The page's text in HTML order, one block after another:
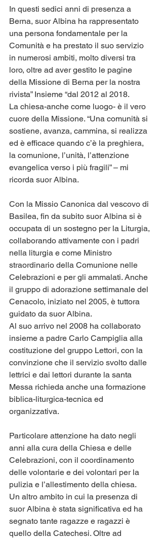
In questi sedici anni di presenza a
Berna, suor Albina ha rappresentato
una persona fondamentale per la
Comunità e ha prestato il suo servizio
in numerosi ambiti, molto diversi tra
loro, oltre ad aver gestito le pagine
della Missione di Berna per la nostra
rivista” Insieme “dal 2012 al 2018.
La chiesa-anche come luogo- è il vero
cuore della Missione. “Una comunità si
sostiene, avanza, cammina, si realizza
ed è efficace quando c’è la preghiera,
la comunione, l’unità, l’attenzione
evangelica verso i più fragili” – mi
ricorda suor Albina.
Con la Missio Canonica dal vescovo di
Basilea, fin da subito suor Albina si è
occupata di un sostegno per la Liturgia,
collaborando attivamente con i padri
nella liturgia e come Ministro
straordinario della Comunione nelle
Celebrazioni e per gli ammalati. Anche
il gruppo di adorazione settimanale del
Cenacolo, iniziato nel 2005, è tuttora
guidato da suor Albina.
Al suo arrivo nel 2008 ha collaborato
insieme a padre Carlo Campiglia alla
costituzione del gruppo Lettori, con la
convinzione che il servizio svolto dalle
lettrici e dai lettori durante la santa
Messa richieda anche una formazione
biblica-liturgica-tecnica ed
organizzativa.
Particolare attenzione ha dato negli
anni alla cura della Chiesa e delle
Celebrazioni, con il coordinamento
delle volontarie e dei volontari per la
pulizia e l’allestimento della chiesa.
Un altro ambito in cui la presenza di
suor Albina è stata significativa ed ha
segnato tante ragazze e ragazzi è
quello della Catechesi. Oltre ad